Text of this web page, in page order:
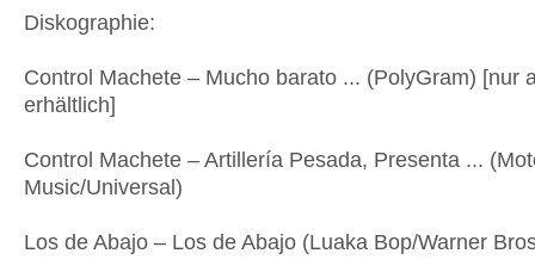
Diskographie:
Control Machete – Mucho barato ... (PolyGram) [nur
erhältlich]
Control Machete – Artillería Pesada, Presenta ...
Music/Universal)
Los de Abajo – Los de Abajo (Luaka Bop/Warner